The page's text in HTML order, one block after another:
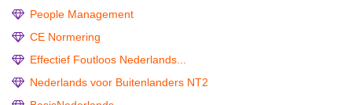
People Management
CE Normering
Effectief Foutloos Nederlands...
Nederlands voor Buitenlanders NT2